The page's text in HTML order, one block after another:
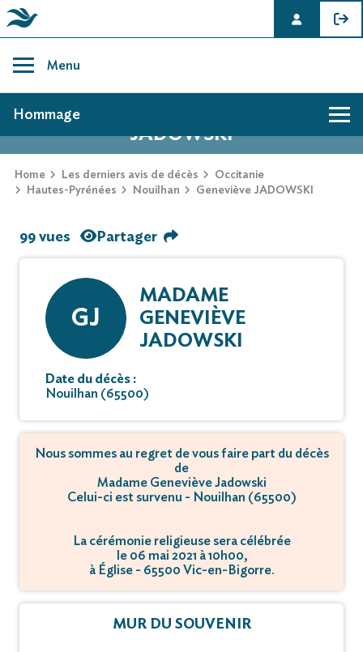
content
Menu
AVIS DE DÉCÈS DE GENEVIÈVE
JADOWSKI
Home Les derniers avis de décès
Occitanie
Hautes-Pyrénées
Nouilhan Geneviève JADOWSKI
Hommage
99 vues Partager
GJ
MADAME
GENEVIÈVE
JADOWSKI
Date du décès :
Nouilhan (65500)
Nous sommes au regret de vous faire part du décès
de
Madame Geneviève Jadowski
Celui-ci est survenu - Nouilhan (65500)
La cérémonie religieuse sera célébrée
le 06 mai 2021 à 10h00,
à Église - 65500 Vic-en-Bigorre.
MUR DU SOUVENIR